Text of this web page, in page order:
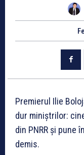
Premierul Ilie
dur miniștrilor:
din PNRR și pune
demis.